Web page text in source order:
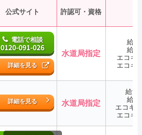
公式サイト 許認可・資格
電話で相談
0120-091-026
詳細を見る
水道局指定
給
給
エコキ
エコキ
詳細を見る
水道局指定
給湯
給
エコキ
エコキ